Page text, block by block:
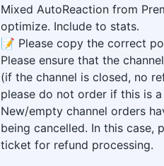
Mixed AutoReaction from
optimize. Include to stats.
📝 Please copy the correct
Please ensure that the
(if the channel is closed, no
please do not order if this is a
New/empty channel orders
being cancelled. In this case,
ticket for refund processing.